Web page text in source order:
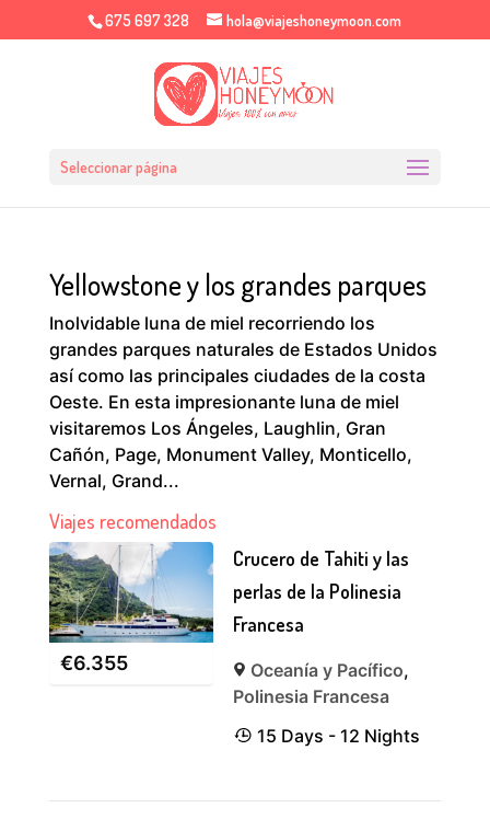
675 697 328 hola@viajeshoneymoon.com
Seleccionar página
Yellowstone y los grandes parques
Inolvidable luna de miel recorriendo los
grandes parques naturales de Estados Unidos
así como las principales ciudades de la costa
Oeste. En esta impresionante luna de miel
visitaremos Los Ángeles, Laughlin, Gran
Cañón, Page, Monument Valley, Monticello,
Vernal, Grand...
Viajes recomendados
€6.355
Crucero de Tahiti y las
perlas de la Polinesia
Francesa
Oceanía y Pacífico,
Polinesia Francesa
15 Days - 12 Nights